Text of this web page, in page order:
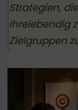
Strategien,
ihrelebendig
Zielgruppen